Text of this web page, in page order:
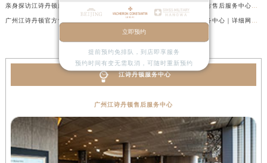
广州江诗丹顿官方售后服务中心｜官方电话及服务网点地址权威信息公示（2026年6月最新）
江诗丹顿服务中心
广州江诗丹顿售后服务中心
立即预约
提前预约免排队，到店即享服务
预约时间有变无需取消，可随时重新预约